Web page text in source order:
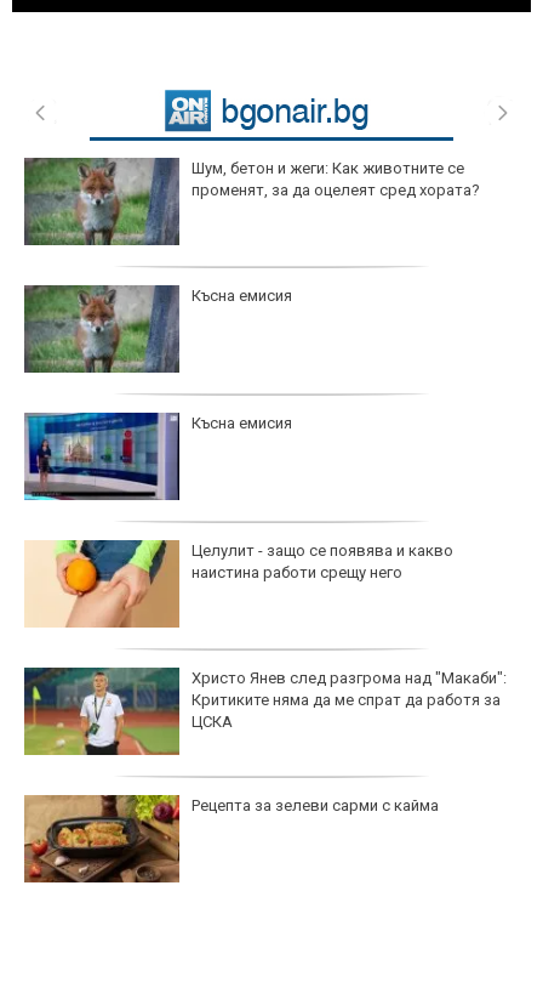
Шум, бетон и жеги: Как животните се
променят, за да оцелеят сред хората?
Късна емисия
Късна емисия
Целулит - защо се появява и какво
наистина работи срещу него
Христо Янев след разгрома над "Макаби":
Критиките няма да ме спрат да работя за
ЦСКА
Рецепта за зелеви сарми с кайма